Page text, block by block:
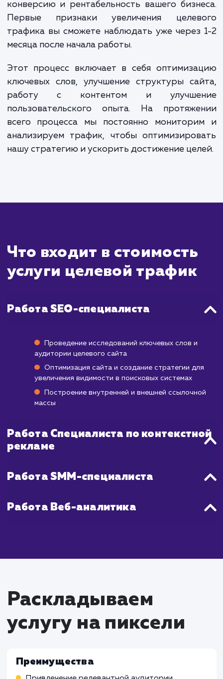
Вместе, эти два компонента обеспечивают гибкую
оплаты, позволяющую вам контролировать расходы и
фокусироваться на достижении конкретных бизнес-
ЗАКАЗАТЬ УСЛУГИ
Сколько времени
качественных посетителей на вашем сайте -
процесс, который требует
тщательного планирования. Наша
релевантной аудитории, что в итоге
Первые признаки увеличения
трафика вы сможете наблюдать уже
месяца после начала работы.
Этот процесс включает в себя
работу с контентом и
пользовательского опыта. На
анализируем трафик, чтобы
Что входит в стоимость
услуги целевой трафик
Работа SEO-специалиста